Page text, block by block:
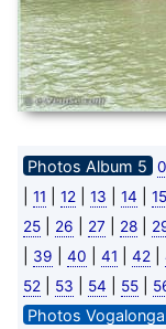
Photos Album 5
11 12 13 14 15
25| 26 27 28|
39 40 41 42
52 53 54 55|
Photos Vogalonga